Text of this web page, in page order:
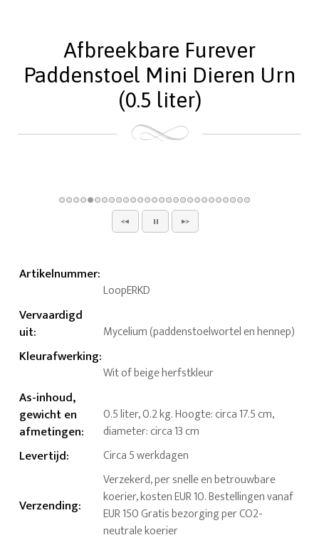
Afbreekbare Furever
Paddenstoel Mini Dieren Urn
(0.5 liter)
Artikelnummer:
LoopERKD
Vervaardigd
uit: Mycelium (paddenstoelwortel en hennep)
Kleurafwerking:
Wit of beige herfstkleur
As-inhoud,
gewicht en
afmetingen:
0.5 liter, 0.2 kg. Hoogte: circa 17.5 cm,
diameter: circa 13 cm
Levertijd: Circa 5 werkdagen
Verzending:
Verzekerd, per snelle en betrouwbare
koerier, kosten EUR 10. Bestellingen vanaf
EUR 150 Gratis bezorging per CO2-
neutrale koerier